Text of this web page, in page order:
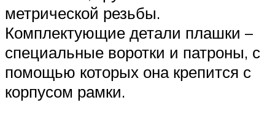
метрической резьбы.
Комплектующие детали плашки –
специальные воротки и патроны, с
помощью которых она крепится с
корпусом рамки.